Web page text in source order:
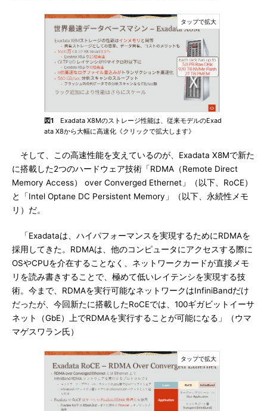
図1 Exadata X8Mのストレージ性能は、従来モデルのExad
ata X8から大幅に高速化《クリックで拡大します》
そして、この高速性能を支えているのが、Exadata X8Mで新た
に搭載した2つのハードウェア技術「RDMA（Remote Direct
Memory Access） over Converged Ethernet」（以下、RoCE）
と「Intel Optane DC Persistent Memory」（以下、永続性メモ
リ）だ。
「Exadataは、ハイパフォーマンスを実現するためにRDMAを
採用してきた。RDMAは、他のコンピュータにアクセスする際に
OSやCPUを介在することなく、ネットワークカードが直接メモ
リを読み書きすることで、極めて低いレイテンシを実現する技
術。今まで、RDMAを実行可能なネットワークはInfiniBandだけ
だったが、今回新たに搭載したRoCEでは、100ギガビットイーサ
ネット（GbE）上でRDMAを実行することが可能になる」（ウマ
マゲスワラン氏）